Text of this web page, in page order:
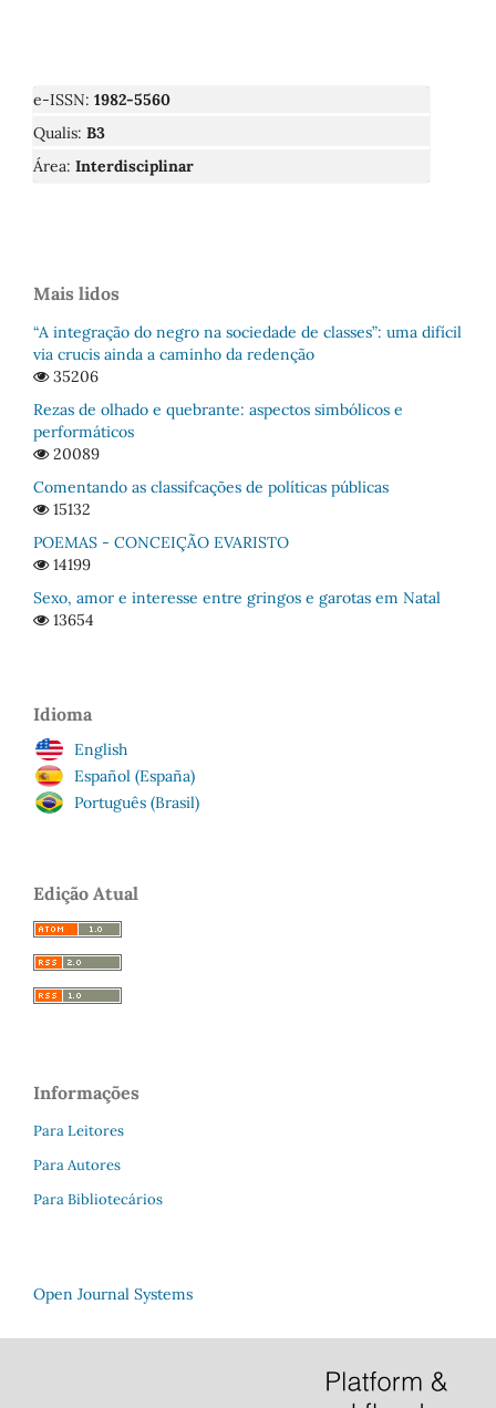
e-ISSN: 1982-5560
Qualis: B3
Área: Interdisciplinar
Mais lidos
“A integração do negro na sociedade de classes”: uma difícil
via crucis ainda a caminho da redenção
35206
Rezas de olhado e quebrante: aspectos simbólicos e
performáticos
20089
Comentando as classifcações de políticas públicas
15132
POEMAS - CONCEIÇÃO EVARISTO
14199
Sexo, amor e interesse entre gringos e garotas em Natal
13654
Idioma
English
Español (España)
Português (Brasil)
Edição Atual
Informações
Para Leitores
Para Autores
Para Bibliotecários
Open Journal Systems